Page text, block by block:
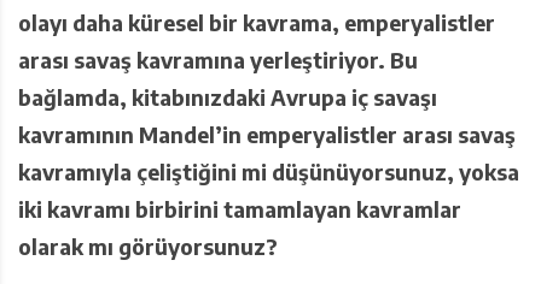
olayı daha küresel bir kavrama, emperyalistler
arası savaş kavramına yerleştiriyor. Bu
bağlamda, kitabınızdaki Avrupa iç savaşı
kavramının Mandel’in emperyalistler arası savaş
kavramıyla çeliştiğini mi düşünüyorsunuz, yoksa
iki kavramı birbirini tamamlayan kavramlar
olarak mı görüyorsunuz?